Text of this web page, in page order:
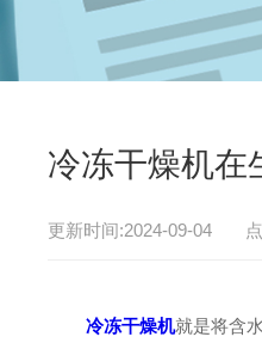
冷冻干燥机在
更新时间:2024-09-04 点
冷冻干燥机就是将含